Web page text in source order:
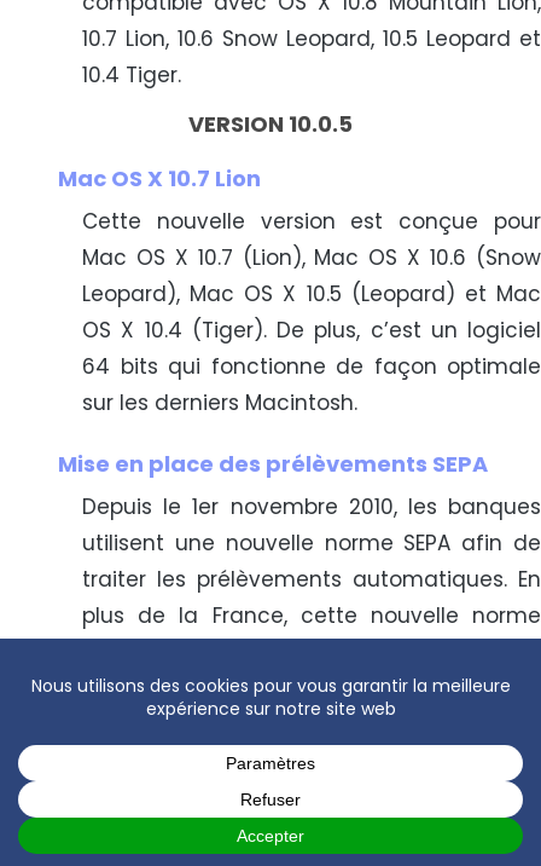
10.7 Lion, 10.6 Snow Leopard, 10.5 Leopard et
10.4 Tiger.
VERSION 10.0.5
Mac OS X 10.7 Lion
Cette nouvelle version est conçue pour
Mac OS X 10.7 (Lion), Mac OS X 10.6 (Snow
Leopard), Mac OS X 10.5 (Leopard) et Mac
OS X 10.4 (Tiger). De plus, c’est un logiciel
64 bits qui fonctionne de façon optimale
sur les derniers Macintosh.
Mise en place des prélèvements SEPA
Depuis le 1er novembre 2010, les banques
utilisent une nouvelle norme SEPA afin de
traiter les prélèvements automatiques. En
plus de la France, cette nouvelle norme
euros sur les comptes bancaires des
clients situés dans l’Union Européenne,
Angleterre, Suisse, Norvège, Islande et